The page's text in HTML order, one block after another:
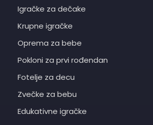
Igračke za dečake
Krupne igračke
Oprema za bebe
Pokloni za prvi rođendan
Fotelje za decu
Zvečke za bebu
Edukativne igračke